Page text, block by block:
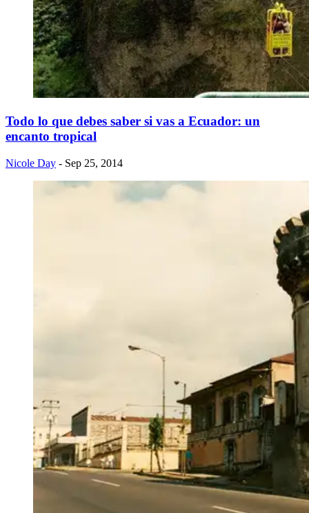
Todo lo que debes saber si vas a Ecuador: un
encanto tropical
Nicole Day - Sep 25, 2014